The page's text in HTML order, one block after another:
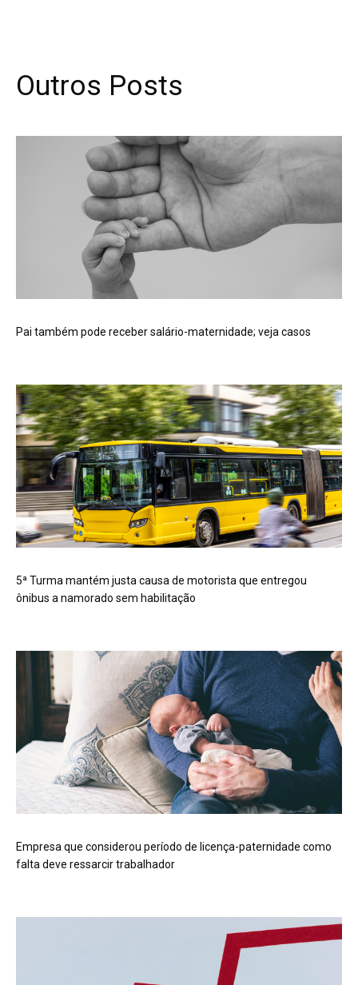
Outros Posts
Pai também pode receber salário-maternidade; veja casos
5ª Turma mantém justa causa de motorista que entregou
ônibus a namorado sem habilitação
Empresa que considerou período de licença-paternidade como
falta deve ressarcir trabalhador